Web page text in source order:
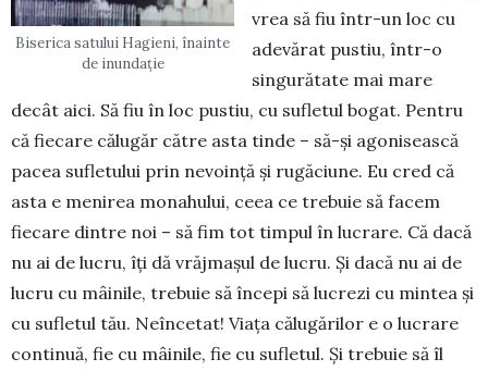
Biserica satului Hagieni, înainte
de inundație
vrea să fiu într-un loc cu
adevărat pustiu, într-o
singurătate mai mare
decât aici. Să fiu în loc pustiu, cu sufletul bogat. Pentru
că fiecare călugăr către asta tinde – să-și agonisească
pacea sufletului prin ne­voință și rugăciune. Eu cred că
asta e meni­rea monahului, ceea ce trebuie să facem
fiecare dintre noi – să fim tot timpul în lucrare. Că dacă
nu ai de lucru, îți dă vrăj­mașul de lucru. Și dacă nu ai de
lucru cu mâinile, trebuie să în­cepi să lucrezi cu mintea și
cu sufletul tău. Neîn­cetat! Viața călu­gă­rilor e o lucrare
continuă, fie cu mâinile, fie cu sufletul. Și trebuie să îl